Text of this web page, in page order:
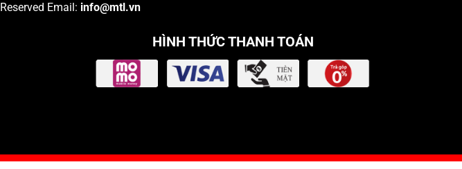
Reserved Email: info@mtl.vn
HÌNH THỨC THANH TOÁN